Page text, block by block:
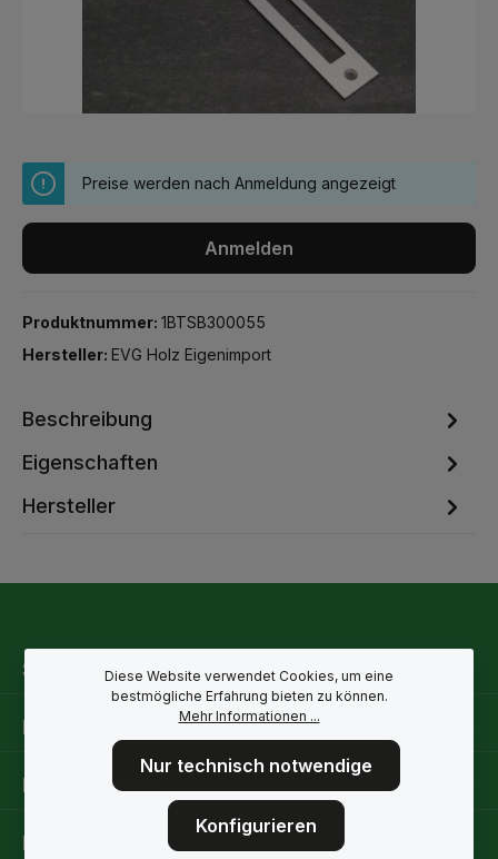
Preise werden nach Anmeldung angezeigt
Anmelden
Produktnummer: 1BTSB300055
Hersteller: EVG Holz Eigenimport
Beschreibung
Eigenschaften
Hersteller
Service-Hotline
Rechtliche Hinweise
Informationen
Folge uns
Diese Website verwendet Cookies, um eine
bestmögliche Erfahrung bieten zu können.
Mehr Informationen ...
Nur technisch notwendige
Konfigurieren